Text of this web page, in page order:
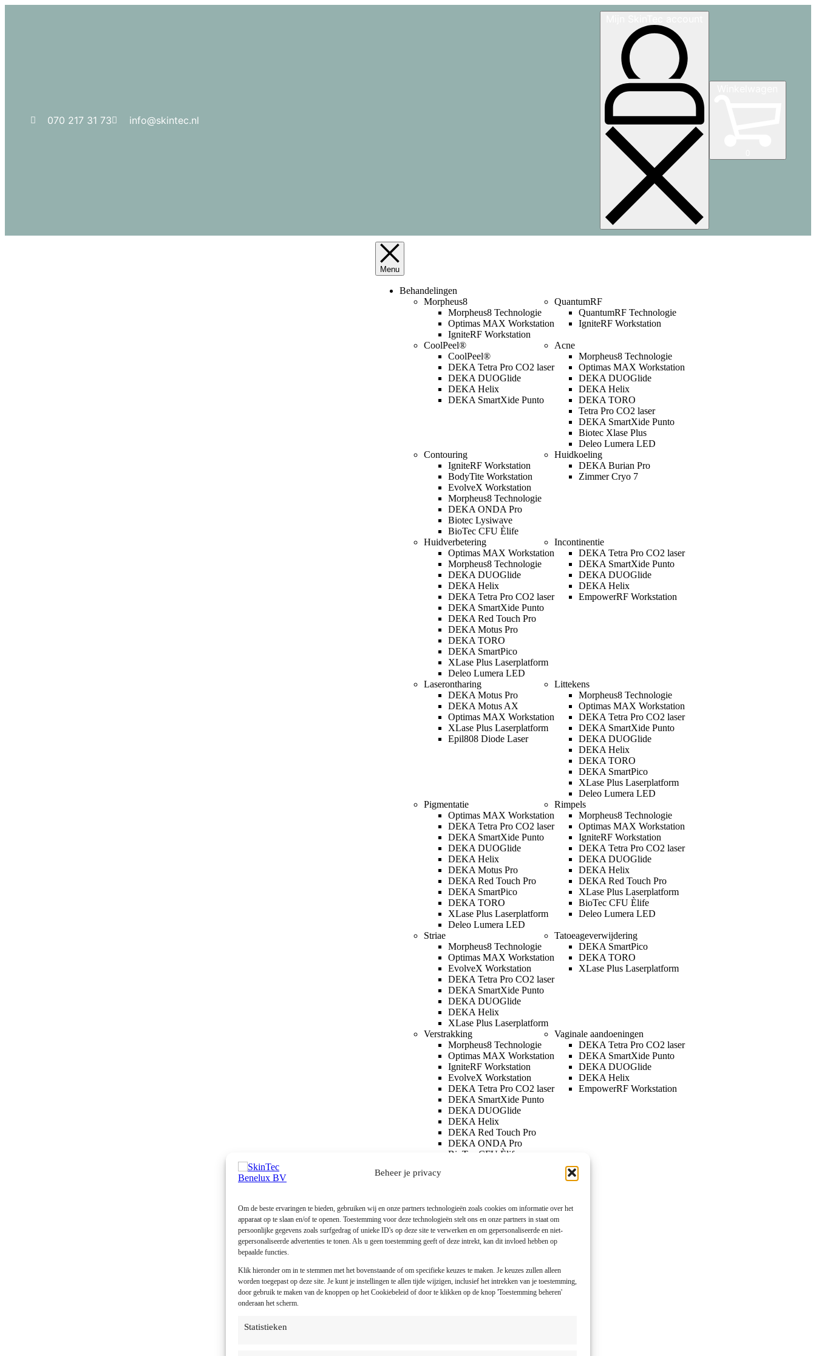
Beheer je privacy
Om de beste ervaringen te bieden, gebruiken wij en onze partners technologieën zoals cookies om informatie over het
apparaat op te slaan en/of te openen. Toestemming voor deze technologieën stelt ons en onze partners in staat om
persoonlijke gegevens zoals surfgedrag of unieke ID's op deze site te verwerken en om gepersonaliseerde en niet-
gepersonaliseerde advertenties te tonen. Als u geen toestemming geeft of deze intrekt, kan dit invloed hebben op
bepaalde functies.
Klik hieronder om in te stemmen met het bovenstaande of om specifieke keuzes te maken. Je keuzes zullen alleen
worden toegepast op deze site. Je kunt je instellingen te allen tijde wijzigen, inclusief het intrekken van je toestemming,
door gebruik te maken van de knoppen op het Cookiebeleid of door te klikken op de knop 'Toestemming beheren'
onderaan het scherm.
Statistieken
070 217 31 73 info@skintec.nl
Behandelingen
Morpheus8
Morpheus8 Technologie
Optimas MAX Workstation
IgniteRF Workstation
QuantumRF
QuantumRF Technologie
IgniteRF Workstation
CoolPeel®
CoolPeel®
DEKA Tetra Pro CO2 laser
DEKA DUOGlide
DEKA Helix
DEKA SmartXide Punto
Acne
Morpheus8 Technologie
Optimas MAX Workstation
DEKA DUOGlide
DEKA Helix
DEKA TORO
Tetra Pro CO2 laser
DEKA SmartXide Punto
Biotec Xlase Plus
Deleo Lumera LED
Contouring
IgniteRF Workstation
BodyTite Workstation
EvolveX Workstation
Morpheus8 Technologie
DEKA ONDA Pro
Biotec Lysiwave
BioTec CFU Èlife
Huidkoeling
DEKA Burian Pro
Zimmer Cryo 7
Huidverbetering
Optimas MAX Workstation
Morpheus8 Technologie
DEKA DUOGlide
DEKA Helix
DEKA Tetra Pro CO2 laser
DEKA SmartXide Punto
DEKA Red Touch Pro
DEKA Motus Pro
DEKA TORO
DEKA SmartPico
XLase Plus Laserplatform
Deleo Lumera LED
Incontinentie
DEKA Tetra Pro CO2 laser
DEKA SmartXide Punto
DEKA DUOGlide
DEKA Helix
EmpowerRF Workstation
Laserontharing
DEKA Motus Pro
DEKA Motus AX
Optimas MAX Workstation
XLase Plus Laserplatform
Epil808 Diode Laser
Littekens
Morpheus8 Technologie
Optimas MAX Workstation
DEKA Tetra Pro CO2 laser
DEKA SmartXide Punto
DEKA DUOGlide
DEKA Helix
DEKA TORO
DEKA SmartPico
XLase Plus Laserplatform
Deleo Lumera LED
Pigmentatie
Optimas MAX Workstation
DEKA Tetra Pro CO2 laser
DEKA SmartXide Punto
DEKA DUOGlide
DEKA Helix
DEKA Motus Pro
DEKA Red Touch Pro
DEKA SmartPico
DEKA TORO
XLase Plus Laserplatform
Deleo Lumera LED
Rimpels
Morpheus8 Technologie
Optimas MAX Workstation
IgniteRF Workstation
DEKA Tetra Pro CO2 laser
DEKA DUOGlide
DEKA Helix
DEKA Red Touch Pro
XLase Plus Laserplatform
BioTec CFU Èlife
Deleo Lumera LED
Striae
Morpheus8 Technologie
Optimas MAX Workstation
EvolveX Workstation
DEKA Tetra Pro CO2 laser
DEKA SmartXide Punto
DEKA DUOGlide
DEKA Helix
XLase Plus Laserplatform
Tatoeageverwijdering
DEKA SmartPico
DEKA TORO
XLase Plus Laserplatform
Verstrakking
Morpheus8 Technologie
Optimas MAX Workstation
IgniteRF Workstation
EvolveX Workstation
DEKA Tetra Pro CO2 laser
DEKA SmartXide Punto
DEKA DUOGlide
DEKA Helix
DEKA Red Touch Pro
DEKA ONDA Pro
BioTec CFU Èlife
Vaginale aandoeningen
DEKA Tetra Pro CO2 laser
DEKA SmartXide Punto
DEKA DUOGlide
DEKA Helix
EmpowerRF Workstation
XLase Plus Laserplatform
Merken
InMode
IgniteRF Workstation
EvolveX Workstation
EmpowerRF Workstation
Morpheus8 Technologie